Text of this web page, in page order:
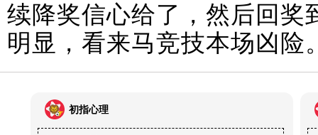
续降奖信心给了，然后回奖
明显，看来马竞技本场凶险
初指心理